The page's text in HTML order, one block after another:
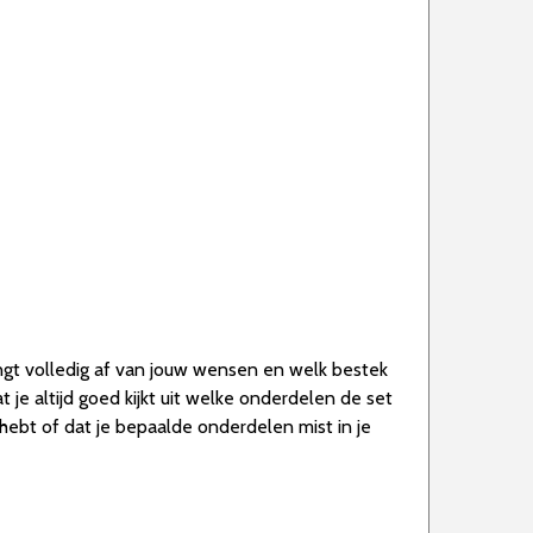
volledig af van jouw wensen en welk bestek
je altijd goed kijkt uit welke onderdelen de set
of dat je bepaalde onderdelen mist in je